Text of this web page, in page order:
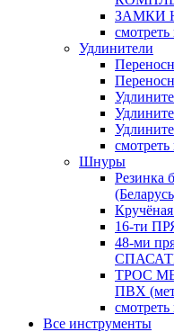
ЗАМКИ
смотреть
Удлинители
смотреть
Шнуры
Резинка
16-ти
48-ми
ТРОС
ПВХ
смотреть
Все инструменты